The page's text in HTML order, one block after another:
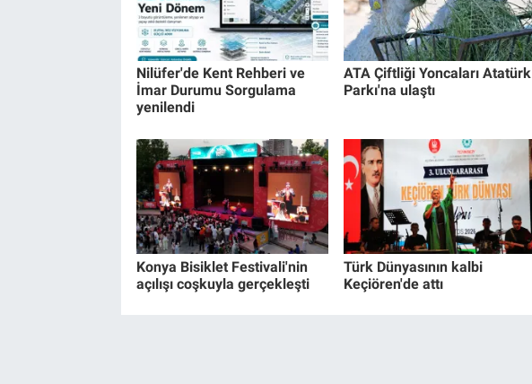
Nilüfer'de Kent Rehberi ve
İmar Durumu Sorgulama
yenilendi
ATA Çiftliği Yoncaları Atatürk
Parkı'na ulaştı
Konya Bisiklet Festivali'nin
açılışı coşkuyla gerçekleşti
Türk Dünyasının kalbi
Keçiören'de attı